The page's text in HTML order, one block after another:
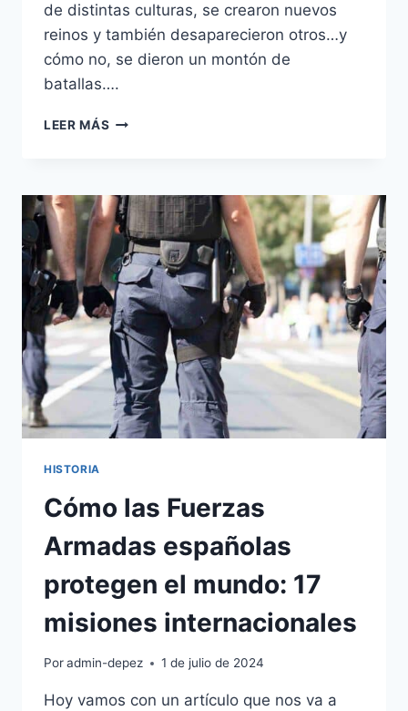
de distintas culturas, se crearon nuevos
reinos y también desaparecieron otros…y
cómo no, se dieron un montón de
batallas….
LEER MÁS RECONQUISTA
VERDAD
DETRÁS
DE
800
AÑOS
DE
HISTORIA
HISTORIA
Cómo las Fuerzas
Armadas españolas
protegen el mundo: 17
misiones internacionales
Poradmin-depez 1 de julio de 2024
Hoy vamos con un artículo que nos va a